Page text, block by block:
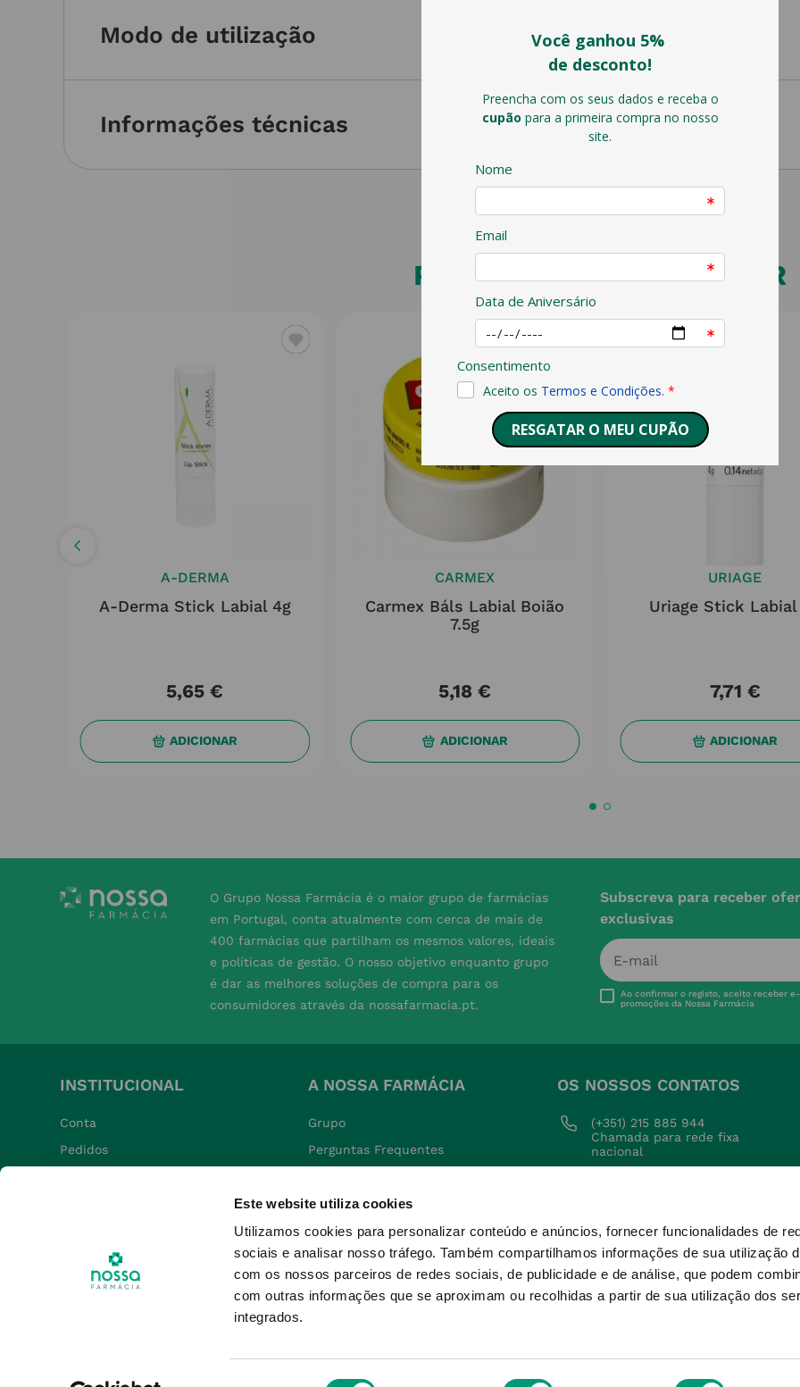
Este website utiliza cookies
Utilizamos cookies para personalizar conteúdo e anúncios, fornecer funcionalidades de
sociais e analisar nosso tráfego.Também compartilhamos informações de sua utilização
com os nossos parceiros de redes sociais, de publicidade e de análise, que podem
com outras informações que se aproximam ou recolhidas a partir de sua utilização dos
integrados.
Modo de utilização
Informações técnicas
PODERÁ TAMBÉM GOSTAR
A-DERMA
A-Derma Stick Labial 4g
5,65 €
ADICIONAR
CARMEX
Carmex Báls Labial Boião
7.5g
5,18 €
ADICIONAR
URIAGE
Uriage Stick Labial
7,71 €
ADICIONAR
O Grupo Nossa Farmácia é o maior grupo de farmácias
em Portugal, conta atualmente com cerca de mais de
400 farmácias que partilham os mesmos valores, ideais
e políticas de gestão. O nosso objetivo enquanto grupo
é dar as melhores soluções de compra para os
consumidores através da nossafarmacia.pt.
Subscreva para receber
exclusivas
Ao confirmar o registo, aceito receber
promoções da Nossa Farmácia
INSTITUCIONAL
Conta
Pedidos
A NOSSA FARMÁCIA
Grupo
Perguntas Frequentes
Política de Privacidade
Política de Cookies
Política de Devoluções
OS NOSSOS CONTATOS
(+351) 215 885 944
Chamada para rede fixa
nacional